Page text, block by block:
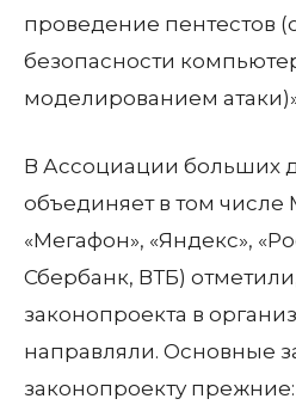
проведение пентестов
безопасности
моделированием
В Ассоциации больших
объединяет в том числе
«Мегафон», «Яндекс»,
Сбербанк, ВТБ)
законопроекта в
направляли. Основные
законопроекту